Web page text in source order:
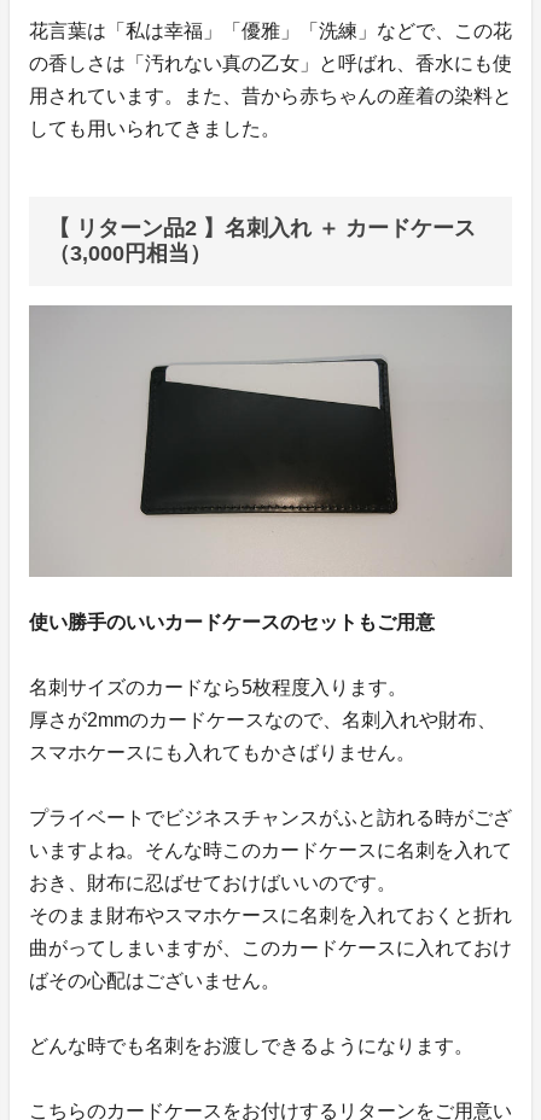
花言葉は「私は幸福」「優雅」「洗練」などで、この花
の香しさは「汚れない真の乙女」と呼ばれ、香水にも使
用されています。また、昔から赤ちゃんの産着の染料と
しても用いられてきました。
【 リターン品2 】名刺入れ ＋ カードケース
（3,000円相当）
使い勝手のいいカードケースのセットもご用意
名刺サイズのカードなら5枚程度入ります。
厚さが2mmのカードケースなので、名刺入れや財布、
スマホケースにも入れてもかさばりません。
プライベートでビジネスチャンスがふと訪れる時がござ
いますよね。そんな時このカードケースに名刺を入れて
おき、財布に忍ばせておけばいいのです。
そのまま財布やスマホケースに名刺を入れておくと折れ
曲がってしまいますが、このカードケースに入れておけ
ばその心配はございません。
どんな時でも名刺をお渡しできるようになります。
こちらのカードケースをお付けするリターンをご用意い